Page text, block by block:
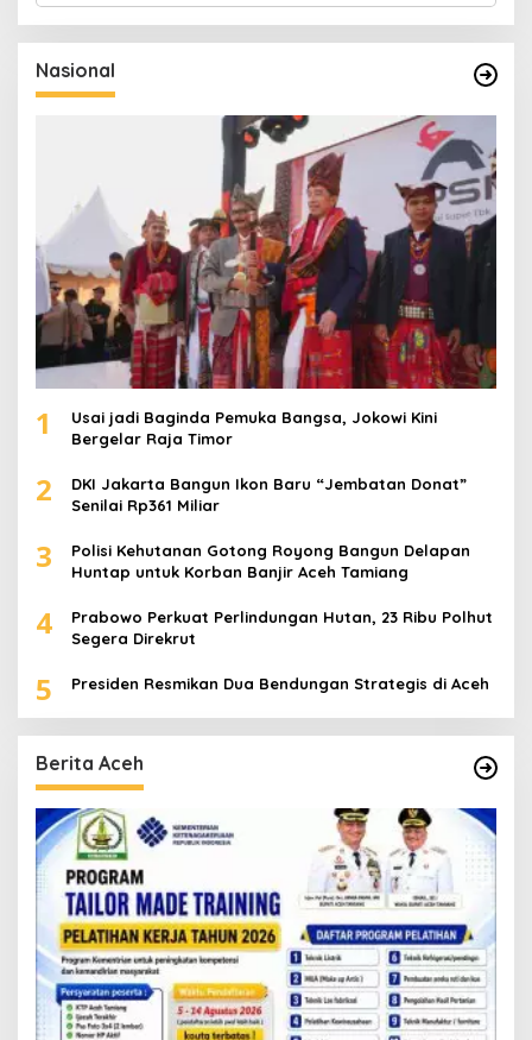
i
u
n
t
Nasional
1
Usai jadi Baginda Pemuka Bangsa, Jokowi Kini
Bergelar Raja Timor
2
DKI Jakarta Bangun Ikon Baru “Jembatan Donat”
Senilai Rp361 Miliar
3
Polisi Kehutanan Gotong Royong Bangun Delapan
Huntap untuk Korban Banjir Aceh Tamiang
4
Prabowo Perkuat Perlindungan Hutan, 23 Ribu Polhut
Segera Direkrut
5 Presiden Resmikan Dua Bendungan Strategis di Aceh
Berita Aceh